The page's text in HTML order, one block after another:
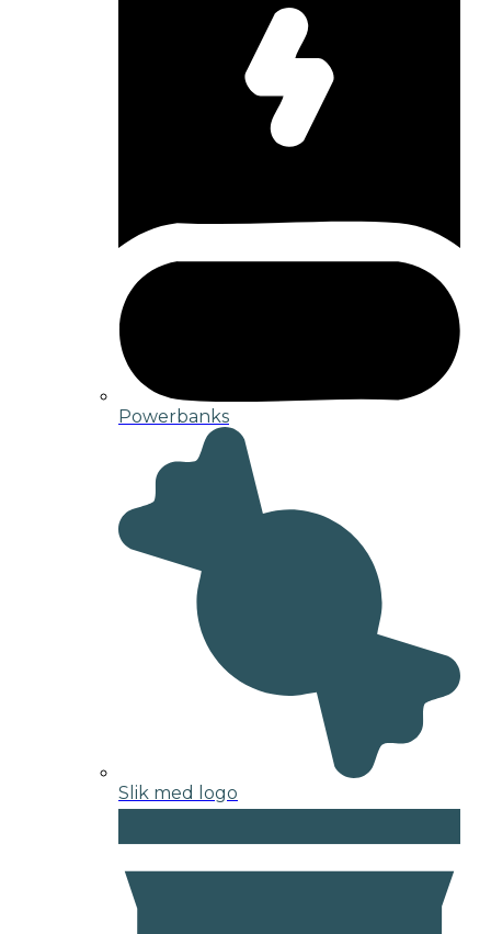
Powerbanks
Slik med logo